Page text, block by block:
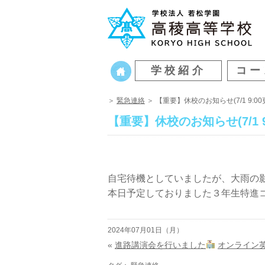
学校紹介 コ
＞ 緊急連絡 ＞ 【重要】休校のお知らせ(7/1 9:00
【重要】休校のお知らせ(7/1
自宅待機としていましたが、大雨の
本日予定しておりました３年生特進
2024年07月01日（月）
« 進路講演会を行いました オンライン